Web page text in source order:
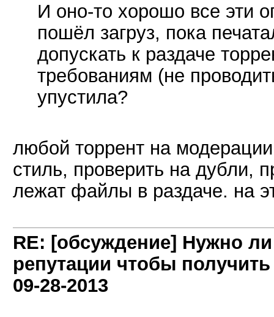
И оно-то хорошо все эти
пошёл загруз, пока
допускать к раздаче
требованиям (не
упустила?
любой торрент на
стиль, проверить на дубли,
лежат файлы в раздаче. на
RE: [обсуждение] Нужно
репутации чтобы
09-28-2013